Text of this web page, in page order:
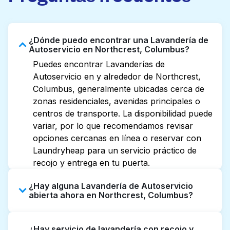
¿Dónde puedo encontrar una Lavandería de
Autoservicio en Northcrest, Columbus?
Puedes encontrar Lavanderías de
Autoservicio en y alrededor de Northcrest,
Columbus, generalmente ubicadas cerca de
zonas residenciales, avenidas principales o
centros de transporte. La disponibilidad puede
variar, por lo que recomendamos revisar
opciones cercanas en línea o reservar con
Laundryheap para un servicio práctico de
recojo y entrega en tu puerta.
¿Hay alguna Lavandería de Autoservicio
abierta ahora en Northcrest, Columbus?